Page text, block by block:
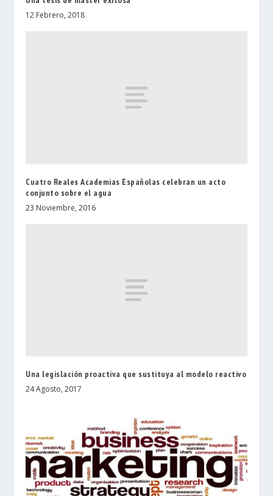
12 Febrero, 2018
Cuatro Reales Academias Españolas celebran un acto
conjunto sobre el agua
23 Noviembre, 2016
Una legislación proactiva que sustituya al modelo reactivo
24 Agosto, 2017